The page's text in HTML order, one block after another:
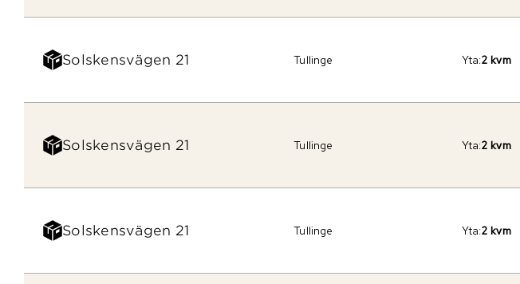
Solskensvägen 21 Tullinge Yta:2 kvm
Solskensvägen 21 Tullinge Yta:2 kvm
Solskensvägen 21 Tullinge Yta:2 kvm